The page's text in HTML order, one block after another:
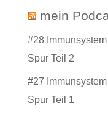
mein
#28
Spur Teil 2
#27
Spur Teil 1